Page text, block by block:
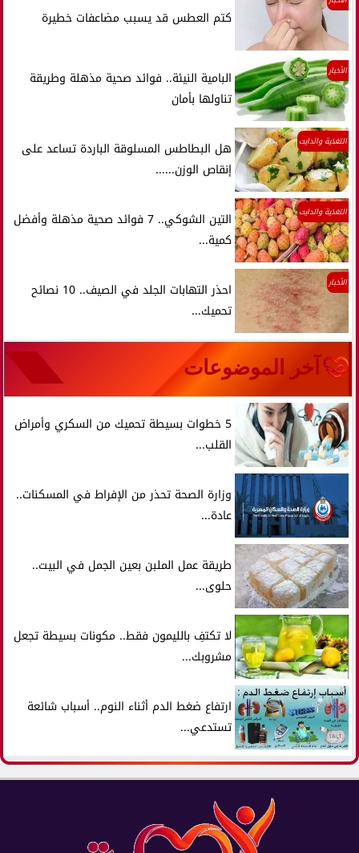
كتم العطس قد يسبب مضاعفات خطيرة
الأخبار
البامية النيئة.. فوائد صحية مذهلة وطريقة
تناولها بأمان
التغذية والدايت
هل البطاطس المسلوقة الباردة تساعد على
إنقاص الوزن......
التغذية والدايت
التين الشوكي.. 7 فوائد صحية مذهلة وأفضل
كمية...
الأخبار
احذر التهابات الجلد في الصيف.. 10 نصائح
تحميك...
آخر الموضوعات
5 خطوات بسيطة تحميك من السكري وأمراض
القلب...
وزارة الصحة تحذر من الإفراط في المسكنات..
عادة...
طريقة عمل الملبن بعين الجمل في البيت..
حلوى...
لا تكتفِ بالليمون فقط.. مكونات بسيطة تجعل
مشروبك...
ارتفاع ضغط الدم أثناء النوم.. أسباب شائعة
تستدعي...